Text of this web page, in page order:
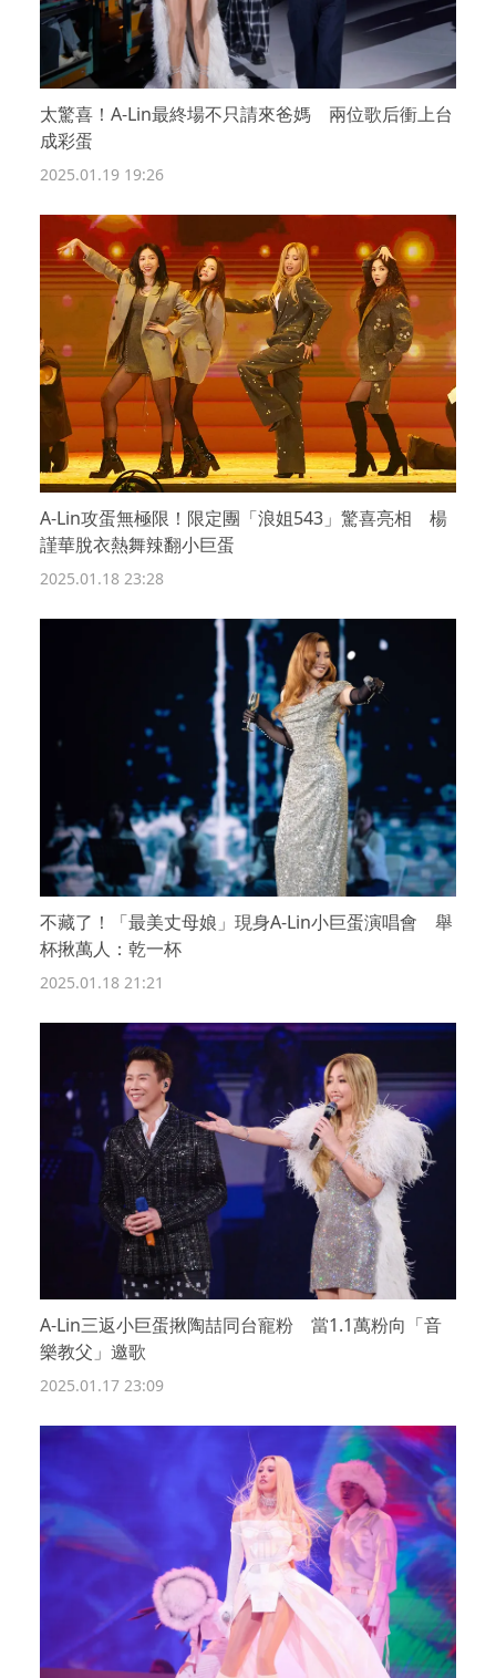
太驚喜！A-Lin最終場不只請來爸媽 兩位歌后衝上台
成彩蛋
2025.01.19 19:26
A-Lin攻蛋無極限！限定團「浪姐543」驚喜亮相 楊
謹華脫衣熱舞辣翻小巨蛋
2025.01.18 23:28
不藏了！「最美丈母娘」現身A-Lin小巨蛋演唱會 舉
杯揪萬人：乾一杯
2025.01.18 21:21
A-Lin三返小巨蛋揪陶喆同台寵粉 當1.1萬粉向「音
樂教父」邀歌
2025.01.17 23:09